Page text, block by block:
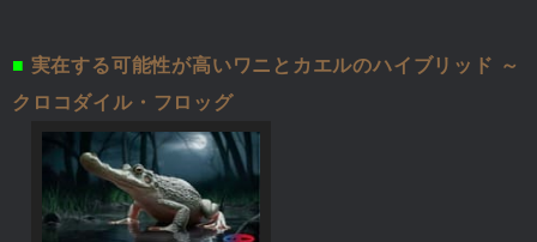
■ 実在する可能性が高いワニとカエルのハイブリッド ～
クロコダイル・フロッグ